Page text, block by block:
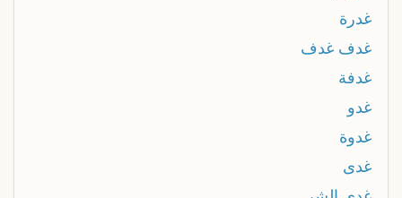
غدرة
غدف غدف
غدفة
غدو
غدوة
غدى